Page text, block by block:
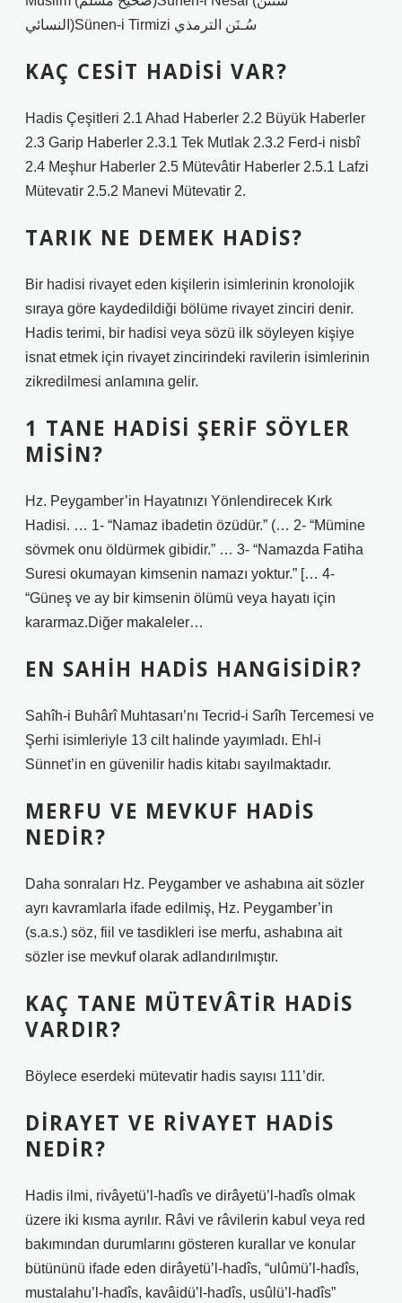
النسائي)Sünen-i Tirmizi سُـنَن الترمذي
KAÇ CESIT HADISI VAR?
Hadis Çeşitleri 2.1 Ahad Haberler 2.2 Büyük Haberler
2.3 Garip Haberler 2.3.1 Tek Mutlak 2.3.2 Ferd-i nisbî
2.4 Meşhur Haberler 2.5 Mütevâtir Haberler 2.5.1 Lafzi
Mütevatir 2.5.2 Manevi Mütevatir 2.
TARIK NE DEMEK HADIS?
Bir hadisi rivayet eden kişilerin isimlerinin kronolojik
sıraya göre kaydedildiği bölüme rivayet zinciri denir.
Hadis terimi, bir hadisi veya sözü ilk söyleyen kişiye
isnat etmek için rivayet zincirindeki ravilerin isimlerinin
zikredilmesi anlamına gelir.
1 TANE HADISI ŞERIF SÖYLER
MISIN?
Hz. Peygamber’in Hayatınızı Yönlendirecek Kırk
Hadisi. … 1- “Namaz ibadetin özüdür.” (… 2- “Mümine
sövmek onu öldürmek gibidir.” … 3- “Namazda Fatiha
Suresi okumayan kimsenin namazı yoktur.” [… 4-
“Güneş ve ay bir kimsenin ölümü veya hayatı için
kararmaz.Diğer makaleler…
EN SAHIH HADIS HANGISIDIR?
Sahîh-i Buhârî Muhtasarı’nı Tecrid-i Sarîh Tercemesi ve
Şerhi isimleriyle 13 cilt halinde yayımladı. Ehl-i
Sünnet’in en güvenilir hadis kitabı sayılmaktadır.
MERFU VE MEVKUF HADIS
NEDIR?
Daha sonraları Hz. Peygamber ve ashabına ait sözler
ayrı kavramlarla ifade edilmiş, Hz. Peygamber’in
(s.a.s.) söz, fiil ve tasdikleri ise merfu, ashabına ait
sözler ise mevkuf olarak adlandırılmıştır.
KAÇ TANE MÜTEVÂTIR HADIS
VARDIR?
Böylece eserdeki mütevatir hadis sayısı 111’dir.
DIRAYET VE RIVAYET HADIS
NEDIR?
Hadis ilmi, rivâyetü’l-hadîs ve dirâyetü’l-hadîs olmak
üzere iki kısma ayrılır. Râvi ve râvilerin kabul veya red
bakımından durumlarını gösteren kurallar ve konular
bütününü ifade eden dirâyetü’l-hadîs, “ulûmü’l-hadîs,
mustalahu’l-hadîs, kavâidü’l-hadîs, usûlü’l-hadîs”